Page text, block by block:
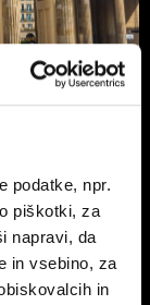
podatke, npr.
piškotki, za
napravi, da
in vsebino, za
in
le
podale oceno